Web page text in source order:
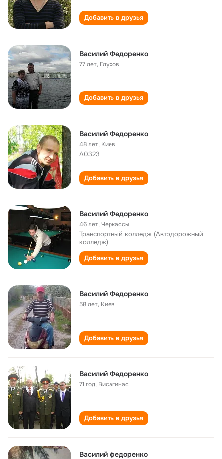
Добавить в друзья
Василий Федоренко
77 лет, Глухов
Добавить в друзья
Василий Федоренко
48 лет, Киев
А0323
Добавить в друзья
Василий Федоренко
46 лет,Черкассы
Транспортный колледж (Автодорожный
колледж)
Добавить в друзья
Василий Федоренко
58 лет, Киев
Добавить в друзья
Василий Федоренко
71 год, Висагинас
Добавить в друзья
Василий федоренко